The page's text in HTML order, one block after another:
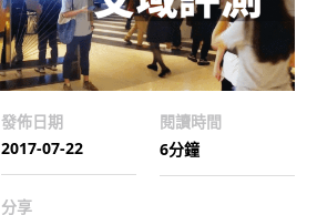
發佈日期
2017-07-22
閱讀時間
6分鐘
分享